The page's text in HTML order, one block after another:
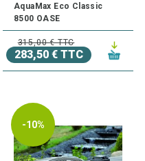
AquaMax Eco Classic
8500 OASE
315,00 € TTC
283,50 € TTC
-10%